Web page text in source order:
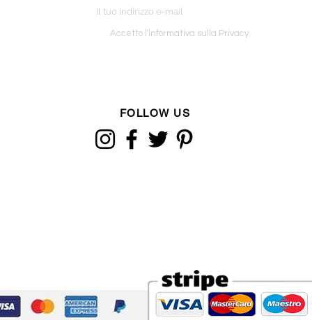
Accetto l'informativa sulla Privacy
FOLLOW US